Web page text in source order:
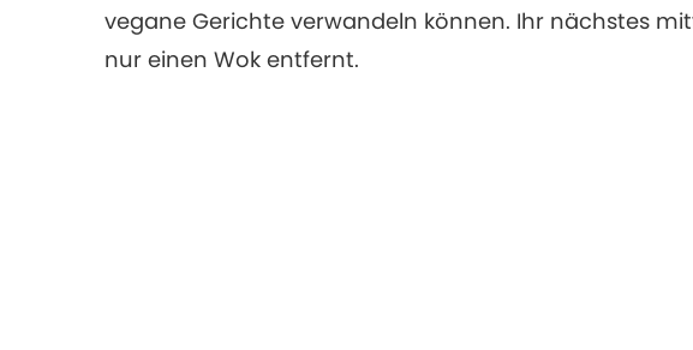
vegane Gerichte verwandeln können. Ihr nächstes
nur einen Wok entfernt.